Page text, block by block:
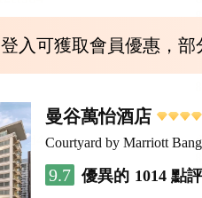
登入可獲取會員優惠，
曼谷萬怡酒店
Courtyard by Marriott
9.7 優異的 1014 點評